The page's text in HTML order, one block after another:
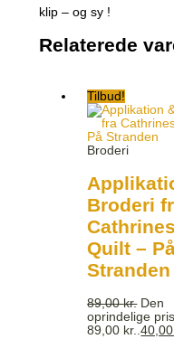
klip – og sy !
Relaterede
Tilbud!
Broderi
Broderi
Cathrines
Quilt –
Stranden
89,00kr. Den
oprindelige
89,00 kr..40,00